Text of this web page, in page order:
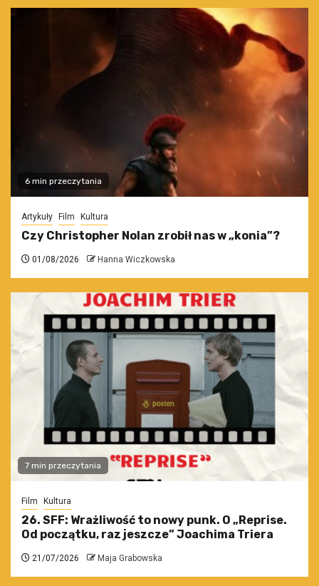
6 min przeczytania
Artykuły Film Kultura
Czy Christopher Nolan zrobił nas w „konia”?
01/08/2026 Hanna Wiczkowska
7 min przeczytania
Film Kultura
26. SFF: Wrażliwość to nowy punk. O „Reprise.
Od początku, raz jeszcze” Joachima Triera
21/07/2026 Maja Grabowska